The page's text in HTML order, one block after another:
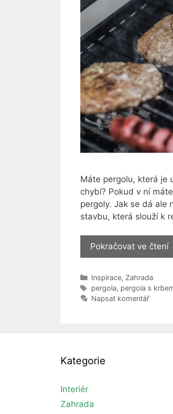
Máte pergolu, která je
chybí? Pokud v ní
pergoly. Jak se dá ale
stavbu, která slouží k
Pokračovat ve čtení
Rubriky
Inspirace, Zahrada
Štítky
pergola, pergola s
Napsat komentář
Kategorie
Interiér
Zahrada